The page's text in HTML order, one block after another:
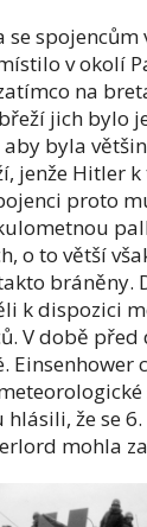
se
v okolí
na
jich bylo
byla
jenže Hitler
proto
o to větší
bráněny.
k dispozici
V době před
Einsenhower
že se
mohla